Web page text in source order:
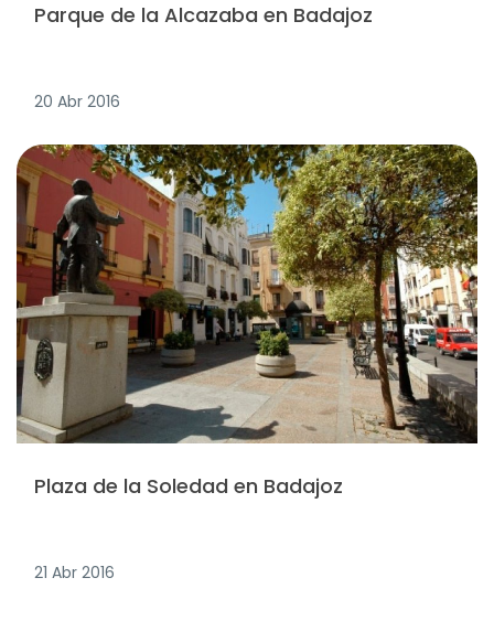
Parque de la Alcazaba en Badajoz
20 Abr 2016
Plaza de la Soledad en Badajoz
21 Abr 2016